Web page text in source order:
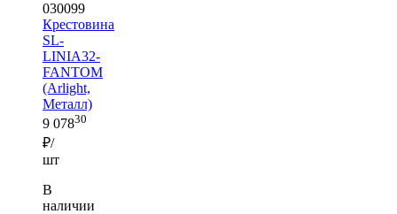
030099
Крестовина
SL-
LINIA32-
FANTOM
(Arlight,
Металл)
9 07830
₽/
шт
В
наличии